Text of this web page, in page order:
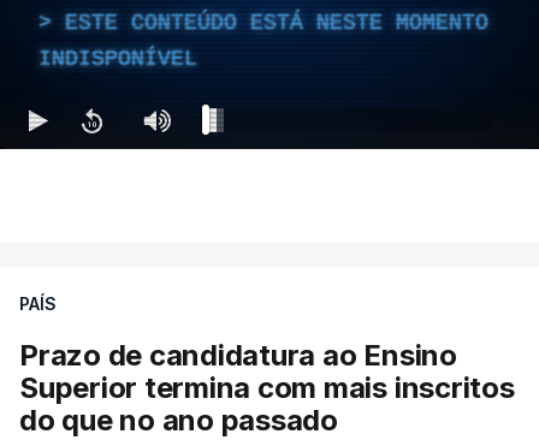
ESTE CONTEÚDO ESTÁ NESTE MOMENTO
INDISPONÍVEL
PAÍS
Prazo de candidatura ao Ensino
Superior termina com mais inscritos
do que no ano passado